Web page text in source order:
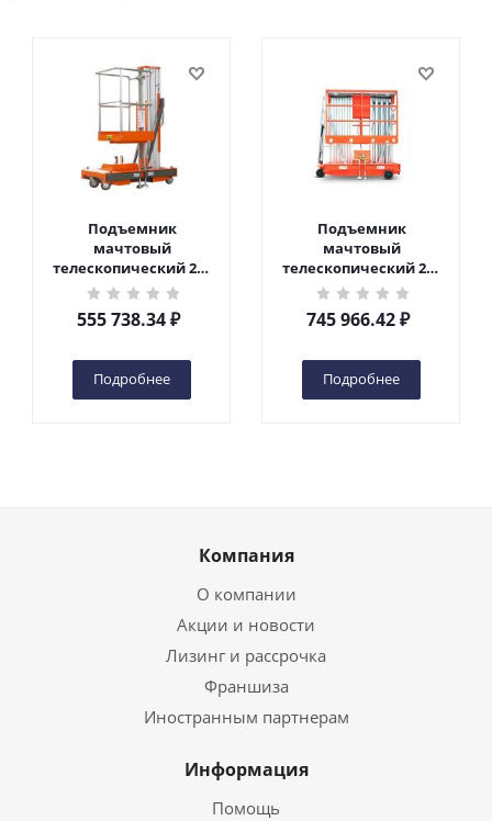
Подъемник
мачтовый
телескопический 200
кг 6 м TOR GTWY6-200S
DC 2-мачтовый
(автономный) (G) в
555 738.34₽
Подробнее
Подъемник
мачтовый
телескопический 200
кг 10 м TOR GTWY10-
200S DC 2-мачтовый
(автономный) (N) в
745 966.42₽
Подробнее
Компания
О компании
Акции и новости
Лизинг и рассрочка
Франшиза
Иностранным партнерам
Информация
Помощь